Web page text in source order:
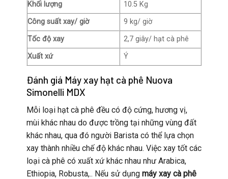
Khối lượng
10.5 Kg
Công suất xay/ giờ
9 kg/ giờ
Tốc độ xay
2,7 giây/ hạt cà phê
Xuất xứ
Ý
Đánh giá Máy xay hạt cà phê Nuova
Simonelli MDX
Mỗi loại hạt cà phê đều có độ cứng, hương vị,
mùi khác nhau do được trồng tại những vùng đất
khác nhau, qua đó người Barista có thể lựa chọn
xay thành nhiều chế độ khác nhau. Việc xay tốt các
loại cà phê có xuất xứ khác nhau như Arabica,
Ethiopia, Robusta,.. Nếu sử dụng máy xay cà phê